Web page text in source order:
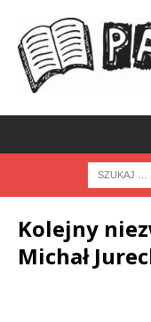
Kolejny
Michał